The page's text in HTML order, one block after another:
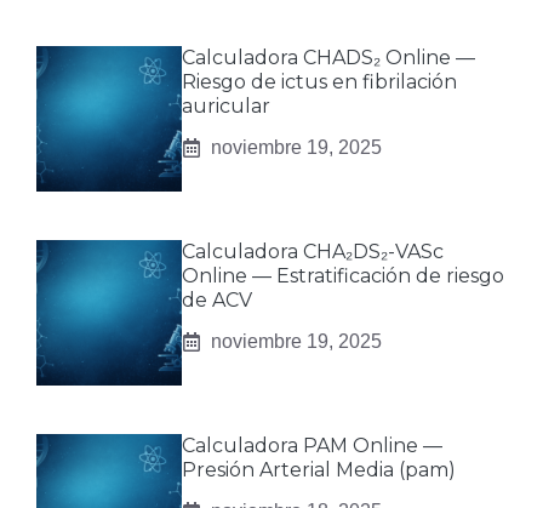
Calculadora CHADS₂ Online —
Riesgo de ictus en fibrilación
auricular
noviembre 19, 2025
Calculadora CHA₂DS₂-VASc
Online — Estratificación de riesgo
de ACV
noviembre 19, 2025
Calculadora PAM Online —
Presión Arterial Media (pam)